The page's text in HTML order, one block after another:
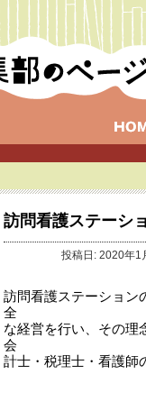
訪問看護ステーシ
投稿日: 2020年1
訪問看護ステーション
全
な経営を行い、その理
会
計士・税理士・看護師